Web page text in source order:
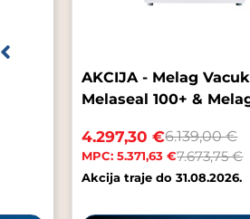
Vacuklav 118 (17L) & Melag
& Melag Meladest 65
6.139,00 €
7.673,75 €
31.08.2026.